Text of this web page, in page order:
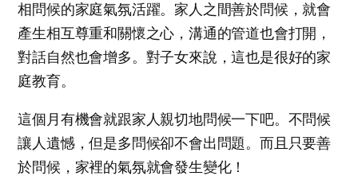
相問候的家庭氣氛活躍。家人之間善於問候，就會
產生相互尊重和關懷之心，溝通的管道也會打開，
對話自然也會增多。對子女來說，這也是很好的家
庭教育。
這個月有機會就跟家人親切地問候一下吧。不問候
讓人遺憾，但是多問候卻不會出問題。而且只要善
於問候，家裡的氣氛就會發生變化！